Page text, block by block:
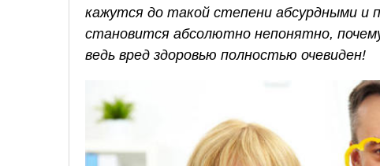
кажутся до такой степени абсурдными и
становится абсолютно непонятно,
ведь вред здоровью полностью очевиден!